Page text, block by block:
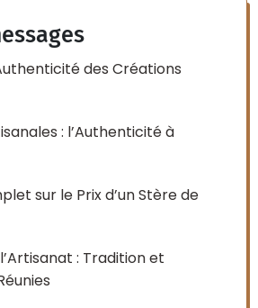
des Créations
: l’Authenticité à
sur le Prix d’un Stère de
: Tradition et